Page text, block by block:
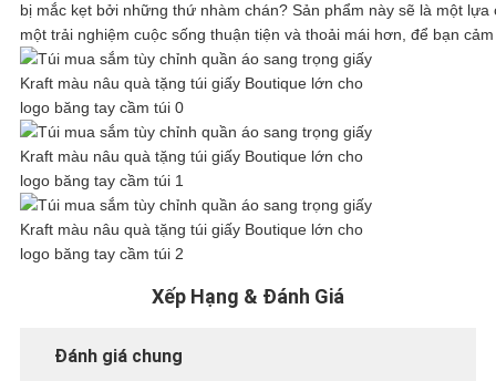
TRƯỜNG
HỢP
YÊU
CẦU
BÁO
bị mắc kẹt bởi những thứ nhàm chán? Sản phẩm này sẽ là một
một trải nghiệm cuộc sống thuận tiện và thoải mái hơn, để bạn
Xếp Hạng & Đánh Giá
Đánh giá chung